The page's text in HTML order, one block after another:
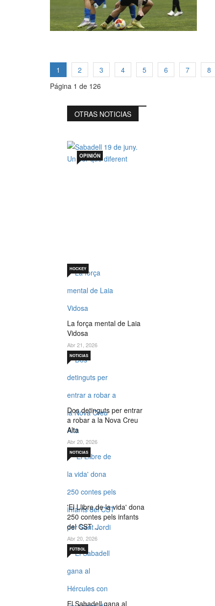
1 2 3 4 5 6 7 8
Página 1 de 126
OTRAS NOTICIAS
OPINIÓN
La força mental de Laia
Vidosa
HOCKEY
Abr 21, 2026
Dos detinguts per entrar
a robar a la Nova Creu
Alta
NOTICIAS
Abr 20, 2026
'El Llibre de la vida' dona
250 contes pels infants
del CST …
NOTICIAS
Abr 20, 2026
El Sabadell gana al
FÚTBOL